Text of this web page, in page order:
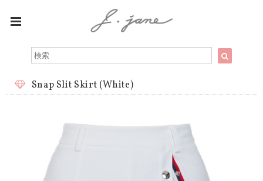
Snap Slit Skirt (White)